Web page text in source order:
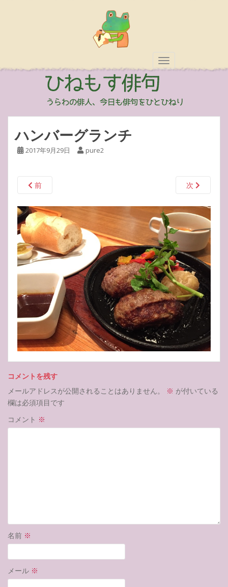
TOGGLE
ハンバーグランチ
2017年9月29日 pure2
前 次
コメントを残す
メールアドレスが公開されることはありません。
※ が付いている
欄は必須項目です
コメント ※
名前 ※
メール ※